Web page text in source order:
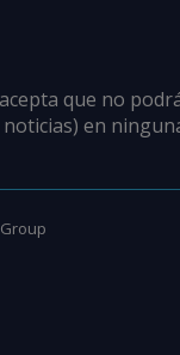
que no
en